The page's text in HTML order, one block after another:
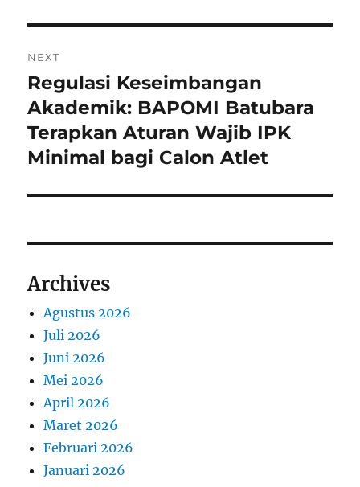
NEXT
Next
post:
Regulasi Keseimbangan
Akademik: BAPOMI Batubara
Terapkan Aturan Wajib IPK
Minimal bagi Calon Atlet
Archives
Agustus 2026
Juli 2026
Juni 2026
Mei 2026
April 2026
Maret 2026
Februari 2026
Januari 2026